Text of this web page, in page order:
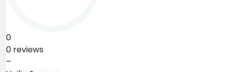
0
0 reviews
–